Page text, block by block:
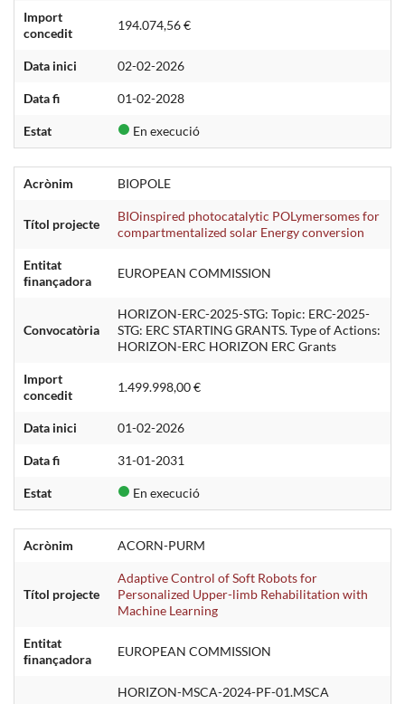
Import
concedit
194.074,56 €
Data inici 02-02-2026
Data fi 01-02-2028
Estat En execució
Acrònim BIOPOLE
Títol projecte
BIOinspired photocatalytic POLymersomes for
compartmentalized solar Energy conversion
Entitat
ﬁnançadora
EUROPEAN COMMISSION
Convocatòria
HORIZON-ERC-2025-STG: Topic: ERC-2025-
STG: ERC STARTING GRANTS. Type of Actions:
HORIZON-ERC HORIZON ERC Grants
Import
concedit
1.499.998,00 €
Data inici 01-02-2026
Data fi 31-01-2031
Estat En execució
Acrònim ACORN-PURM
Títol projecte
Adaptive Control of Soft Robots for
Personalized Upper-limb Rehabilitation with
Machine Learning
Entitat
ﬁnançadora
EUROPEAN COMMISSION
HORIZON-MSCA-2024-PF-01.MSCA